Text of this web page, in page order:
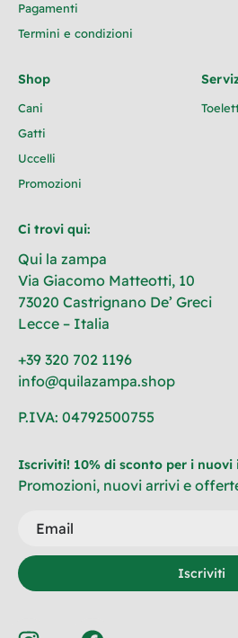
Pagamenti
Termini e condizioni
Shop
Cani
Gatti
Uccelli
Promozioni
Ci trovi qui:
Qui la zampa
Via Giacomo Matteotti, 10
73020 Castrignano De’ Greci
Lecce – Italia
+39 320 702 1196
info@quilazampa.shop
P.IVA: 04792500755
Iscriviti! 10% di sconto per i nuovi
Promozioni, nuovi arrivi e
Iscriviti